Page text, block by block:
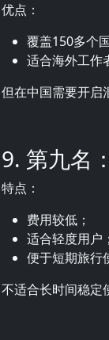
优点：
覆盖150多个
适合海外工作
但在中国需要开启
9. 第九名
特点：
费用较低；
适合轻度用户；
便于短期旅行
不适合长时间稳定